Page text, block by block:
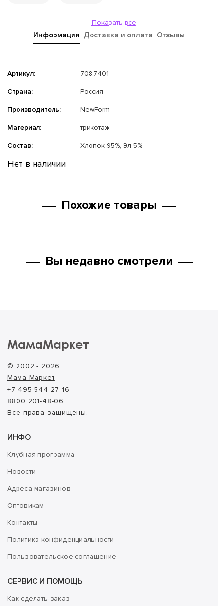
Показать все
Информация Доставка и оплата Отзывы
Артикул: 708.7401
Страна: Россия
Производитель: NewForm
Материал: трикотаж
Состав: Хлопок 95%, Эл 5%
Нет в наличии
Похожие товары
Вы недавно смотрели
МамаМаркет
© 2002 - 2026
Мама-Маркет
+7 495 544-27-16
8800 201-48-06
Все права защищены.
ИНФО
Клубная программа
Новости
Адреса магазинов
Оптовикам
Контакты
Политика конфиденциальности
Пользовательское соглашение
СЕРВИС И ПОМОЩЬ
Как сделать заказ